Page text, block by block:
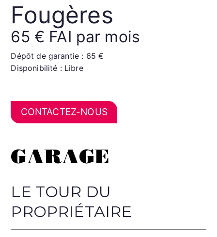
Fougères
65 € FAI par mois
Dépôt de garantie : 65 €
Disponibilité : Libre
CONTACTEZ-NOUS
GARAGE
LE TOUR DU
PROPRIÉTAIRE